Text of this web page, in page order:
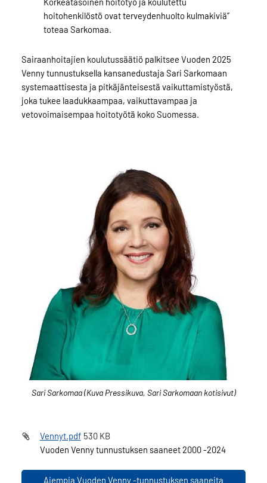
hoitohenkilöstö ovat terveydenhuolto kulmakiviä”
toteaa Sarkomaa.
Sairaanhoitajien koulutussäätiö palkitsee Vuoden 2025
Venny tunnustuksella kansanedustaja Sari Sarkomaan
systemaattisesta ja pitkäjänteisestä vaikuttamistyöstä,
joka tukee laadukkaampaa, vaikuttavampaa ja
vetovoimaisempaa hoitotyötä koko Suomessa.
Sari Sarkomaa (Kuva Pressikuva, Sari Sarkomaan kotisivut)
Vennyt.pdf 530 KB
Vuoden Venny tunnustuksen saaneet 2000 -2024
Aiempia Vuoden Venny -tunnustuksen saaneita